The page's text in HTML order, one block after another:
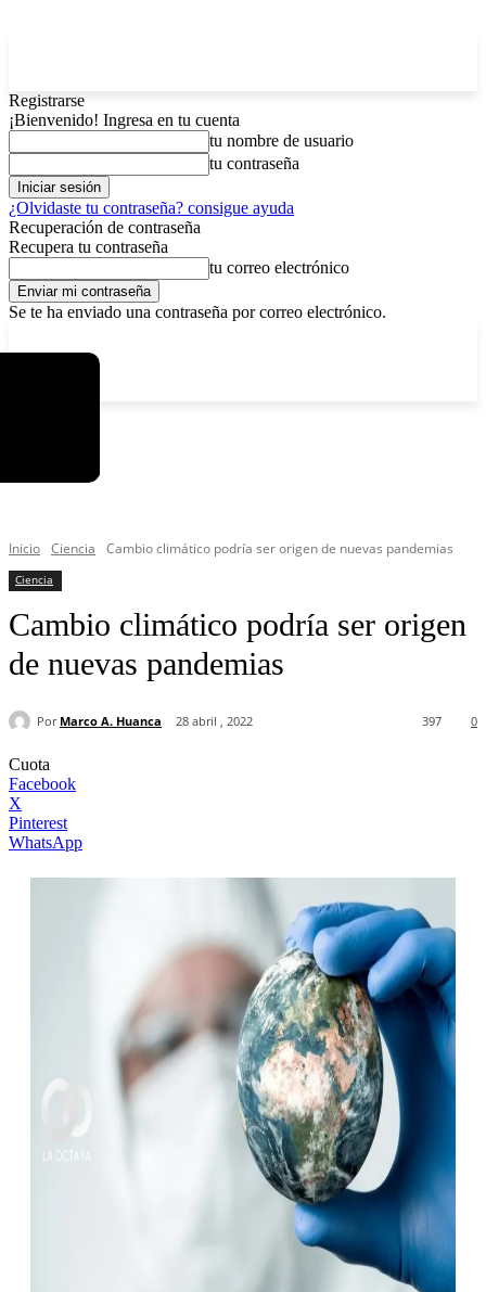
Registrarse
¡Bienvenido! Ingresa en tu cuenta
tu nombre de usuario
tu contraseña
¿Olvidaste tu contraseña? consigue ayuda
Recuperación de contraseña
Recupera tu contraseña
tu correo electrónico
Se te ha enviado una contraseña por correo electrónico.
Inicio Ciencia Cambio climático podría ser origen de nuevas pandemias
Ciencia
Cambio climático podría ser origen
de nuevas pandemias
Por Marco A. Huanca 28 abril , 2022 0
397
Cuota
Facebook
X
Pinterest
WhatsApp